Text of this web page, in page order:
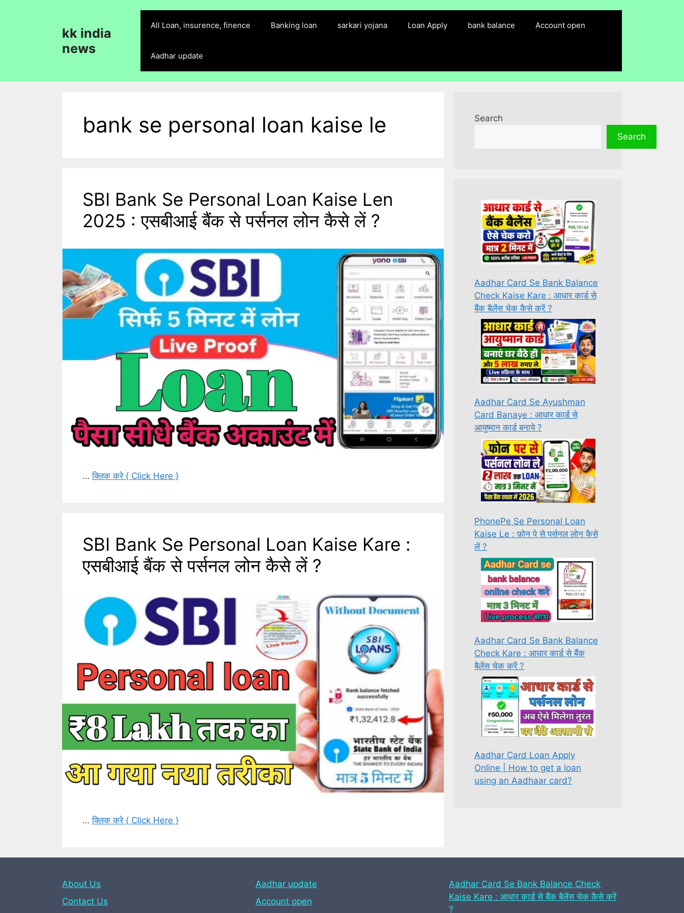
kk india
news
All Loan, insurence, finence Banking loan sarkari yojana Loan Apply bank balance Account open
Aadhar update
bank se personal loan kaise le
SBI Bank Se Personal Loan Kaise Len
2025 : एसबीआई बैंक से पर्सनल लोन कैसे लें ?
…क्लिक करे { Click Here }
SBI Bank Se Personal Loan Kaise Kare :
एसबीआई बैंक से पर्सनल लोन कैसे लें ?
…क्लिक करे { Click Here }
Search
Search
Aadhar Card Se Bank Balance
Check Kaise Kare : आधार कार्ड से
बैंक बैलेंस चेक कैसे करें ?
Aadhar Card Se Ayushman
Card Banaye : आधार कार्ड से
आयुष्मान कार्ड बनाये ?
PhonePe Se Personal Loan
Kaise Le : फ़ोन पे से पर्सनल लोन कैसे
लें ?
Aadhar Card Se Bank Balance
Check Kare : आधार कार्ड से बैंक
बैलेंस चेक करें ?
Aadhar Card Loan Apply
Online | How to get a loan
using an Aadhaar card?
About Us
Contact Us
Aadhar update
Account open
Aadhar Card Se Bank Balance Check
Kaise Kare : आधार कार्ड से बैंक बैलेंस चेक कैसे करें
?